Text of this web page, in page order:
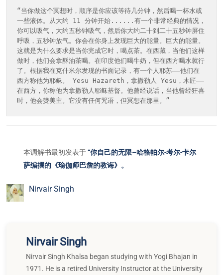
“当你做这个冥想时，顺序是你应该等待几分钟，然后喝一杯水或
一些液体。从大约 11 分钟开始......有一个非常经典的情况，
你可以吸气，大约五秒钟吸气，然后你大约二十到二十五秒钟屏住
呼吸，五秒钟放气。你会在你身上发现巨大的能量。巨大的能量。
这就是为什么要求是当你完成它时，喝点茶。在西藏，当他们这样
做时，他们会拿酥油茶喝。在印度他们喝牛奶，但在西方喝水就行
了。根据我在克什米尔发现的书面记录，有一个人耶苏——他们在
西方称他为耶稣。 Yesu Hazareth，拿撒勒人 Yesu，木匠——
在西方，你称他为拿撒勒人耶稣基督。他曾经说话，当他曾经狂喜
时，他会赞美主。它没有任何咒语，但冥想在那里。”
本调解书最初发表于“你自己的无限–哈格帕尔-考尔-卡尔
萨编撰的《瑜伽师巴詹的教诲》。
Nirvair Singh
Nirvair Singh
Nirvair Singh Khalsa began studying with Yogi Bhajan in
1971. He is a retired University Instructor at the University